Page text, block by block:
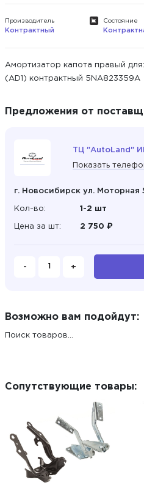
Производитель
Контрактный
Состояние
Амортизатор капота правый
(AD1) контрактный 5NA823359A
Предложения от
ТЦ "AutoLand"
Показать
г. Новосибирск ул. Моторная
Кол-во: 1-2 шт
Цена за шт: 2 750 ₽
- +
Возможно вам подойдут:
Поиск товаров...
Сопутствующие товары: